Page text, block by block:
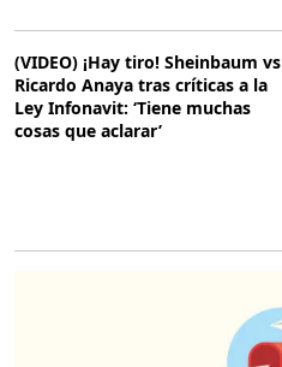
(VIDEO) ¡Hay tiro! Sheinbaum vs
Ricardo Anaya tras críticas a la
Ley Infonavit: ‘Tiene muchas
cosas que aclarar’